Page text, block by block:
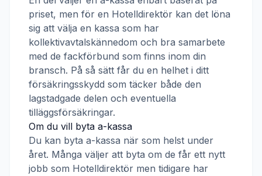
priset, men för en Hotelldirektör kan det löna
sig att välja en kassa som har
kollektivavtalskännedom och bra samarbete
med de fackförbund som finns inom din
bransch. På så sätt får du en helhet i ditt
försäkringsskydd som täcker både den
lagstadgade delen och eventuella
tilläggsförsäkringar.
Om du vill byta a-kassa
Du kan byta a-kassa när som helst under
året. Många väljer att byta om de får ett nytt
jobb som Hotelldirektör men tidigare har